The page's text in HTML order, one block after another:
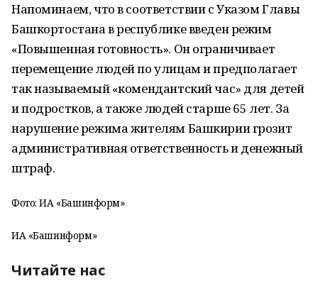
Напоминаем, что в соответствии с Указом Главы
Башкортостана в республике введен режим
«Повышенная готовность». Он ограничивает
перемещение людей по улицам и предполагает
так называемый «комендантский час» для детей
и подростков, а также людей старше 65 лет. За
нарушение режима жителям Башкирии грозит
административная ответственность и денежный
штраф.
Фото: ИА «Башинформ»
ИА «Башинформ»
Читайте нас